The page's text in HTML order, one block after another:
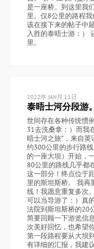
是一座桥。到这里我
里。仅8公里的路程
该在接下来的帖子中
入胜的泰晤士游：）
里。
2022年 JAN月 11日
泰晤士河分段游。
世间存在各种传统惯
31去洗桑拿：）而我
晤士河之旅”，来自英
约300公里的步行路
的一座大坝）开始，
80公里的路线几乎都
这一部分！终点位于
里的斯坦斯桥。 我再
线！我愿意重复多次
可以当导游了：）真
法院到斯坦斯桥的20
简要回顾一下游览信
次美好回忆，也希望
第一段路程要从大坝
有详细的汇报，我建